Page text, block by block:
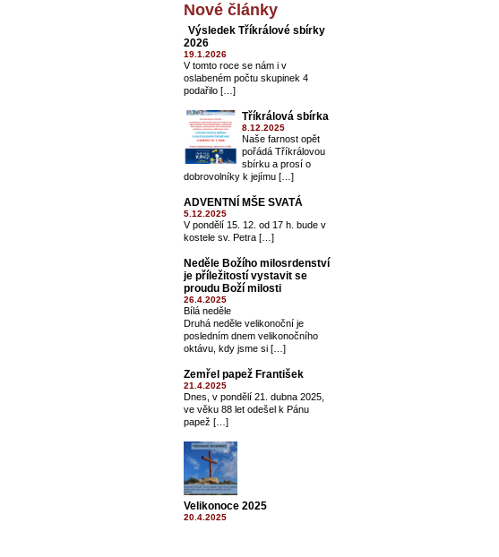
Nové články
Výsledek Tříkrálové sbírky
2026
19.1.2026
V tomto roce se nám i v
oslabeném počtu skupinek 4
podařilo […]
Tříkrálová sbírka
8.12.2025
Naše farnost opět
pořádá Tříkrálovou
sbírku a prosí o
dobrovolníky k jejímu […]
ADVENTNÍ MŠE SVATÁ
5.12.2025
V pondělí 15. 12. od 17 h. bude v
kostele sv. Petra […]
Neděle Božího milosrdenství
je příležitostí vystavit se
proudu Boží milosti
26.4.2025
Bílá neděle
Druhá neděle velikonoční je
posledním dnem velikonočního
oktávu, kdy jsme si […]
Zemřel papež František
21.4.2025
Dnes, v pondělí 21. dubna 2025,
ve věku 88 let odešel k Pánu
papež […]
Velikonoce 2025
20.4.2025